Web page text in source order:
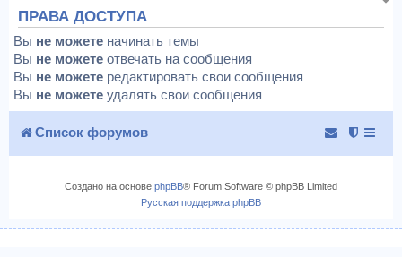
ПРАВА ДОСТУПА
Вы не можете начинать темы
Вы не можете отвечать на сообщения
Вы не можете редактировать свои сообщения
Вы не можете удалять свои сообщения
Список форумов
Создано на основе phpBB® Forum Software © phpBB Limited
Русская поддержка phpBB